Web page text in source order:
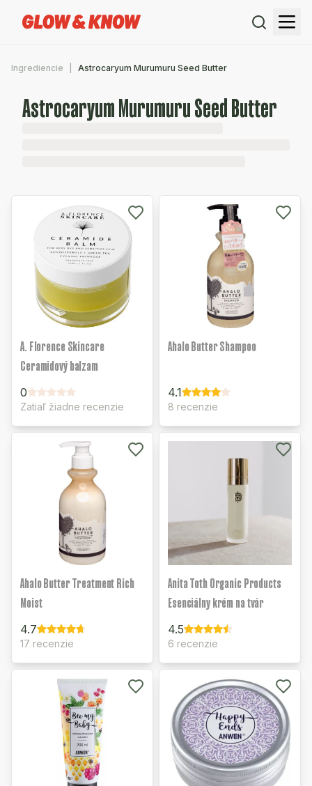
Ingrediencie Astrocaryum Murumuru Seed Butter
Astrocaryum Murumuru Seed Butter
A. Florence Skincare
Ceramidový balzam
0
Zatiaľ žiadne recenzie
Ahalo Butter Shampoo
4.1
8 recenzie
Ahalo Butter Treatment Rich
Moist
4.7
17 recenzie
Anita Toth Organic Products
Esenciálny krém na tvár
4.5
6 recenzie